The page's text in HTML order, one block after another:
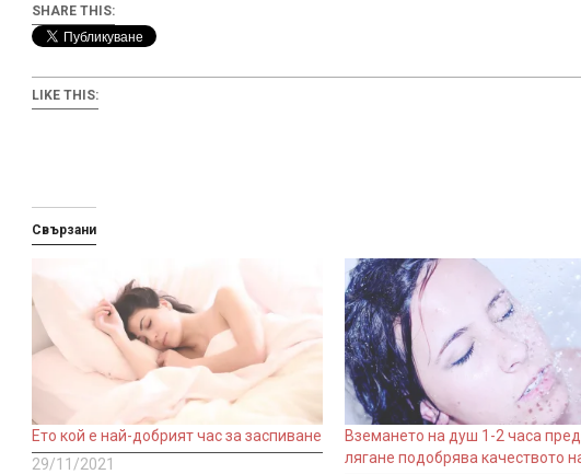
SHARE THIS:
LIKE THIS:
Свързани
Ето кой е най-добрият час за заспиване
29/11/2021
Вземането на душ 1-2 часа
лягане подобрява качеството